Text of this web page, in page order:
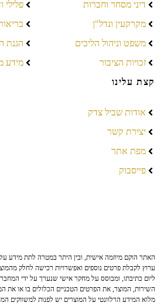
דיני מסחר וחברות
מקרקעין ונדל"ן
משפט וניהול הליכים
זכויות הציבור
פלילי
הגנת
מידע
קצת עלינו
אודות שביל צדק
יצירת קשר
מפת אתר
פייסבוק
האתר הוקם מיוזמה אישית, ובין היתר במטרה לתת מידע
ערוץ לקבלת פרטים נוספים ואפשרויות רכישה לחלק
ליום כתיבתו, ומבוסס על מחקר אישי שנערך על ידי
השירות, המוצר, את הפרטים הטכניים הכלולים בו או את
מלוא המידע הרלוונטי על המוצרים יש לפנות למשווקים